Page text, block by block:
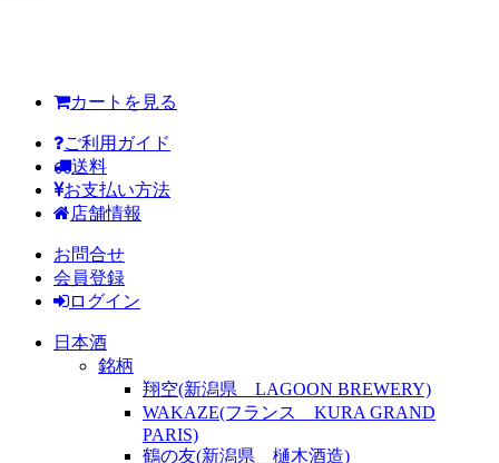
カートを見る
ご利用ガイド
送料
お支払い方法
店舗情報
お問合せ
会員登録
ログイン
日本酒
銘柄
翔空(新潟県 LAGOON BREWERY)
WAKAZE(フランス KURA GRAND
PARIS)
鶴の友(新潟県 樋木酒造)